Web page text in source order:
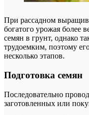
При рассадном
богатого урожая более
семян в грунт, однако
трудоемким, поэтому
несколько этапов.
Подготовка семян
Последовательно
заготовленных или